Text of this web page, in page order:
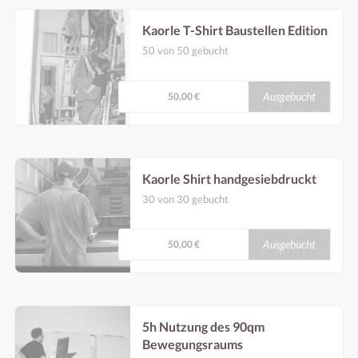
Kaorle T-Shirt Baustellen Edition
50 von 50 gebucht
siebgedrucktes Kaorle T-Shirt aus der
Baustellen Edition schenken. Abzuholen ist
das Leiberl dann bei einem Besuch im neuen
50,00 € Ausgebucht
Kaorle Shirt handgesiebdruckt
30 von 30 gebucht
siebgedrucktes Kaorle T-Shirt aus der
Baustellen Edition schenken. Abzuholen ist
das Leiberl dann bei einem Besuch im neuen
50,00 € Ausgebucht
5h Nutzung des 90qm
Bewegungsraums